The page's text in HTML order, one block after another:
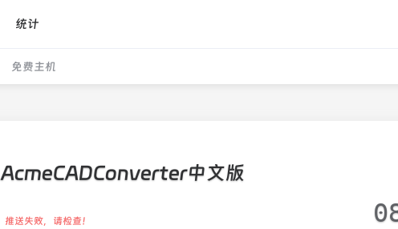
统计
免费主机
AcmeCADConverter中文版
推送失败，请检查！